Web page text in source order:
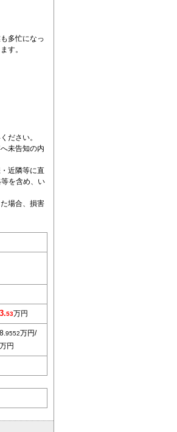
多忙になっ
す。
ださい。
未告知の内
近隣等に直
を含め、い
場合、損害
53万円
9552万円/
円